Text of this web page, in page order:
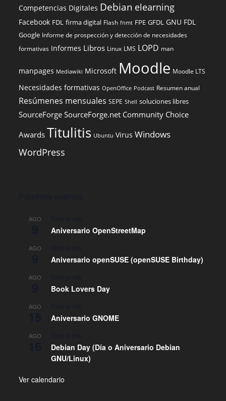
Competencias Digitales Debian elearning
Facebook FDL firma digital Flash fnmt FPE GFDL GNU FDL
Google Informe de prospección y detección de necesidades
formativas Informes Libros Linux LMS LOPD man
manpages Mediawiki Microsoft Moodle Moodle LTS
Necesidades formativas OpenOffice Podcast Resumen anual
Resúmenes mensuales SEPE Shell soluciones libres
SourceForge SourceForge.net Community Choice
Awards Titulitis Ubuntu Virus Windows
WordPress
AGO
Aniversario OpenStreetMap
AGO
Aniversario openSUSE (openSUSE Birthday)
AGO
Book Lovers Day
AGO
Aniversario GNOME
AGO
Debian Day (Día o Aniversario Debian
GNU/Linux)
Ver calendario